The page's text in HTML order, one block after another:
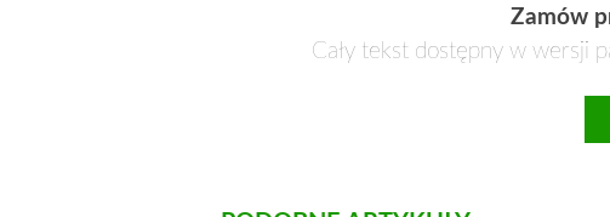
Zamów
Cały tekst dostępny w wersji